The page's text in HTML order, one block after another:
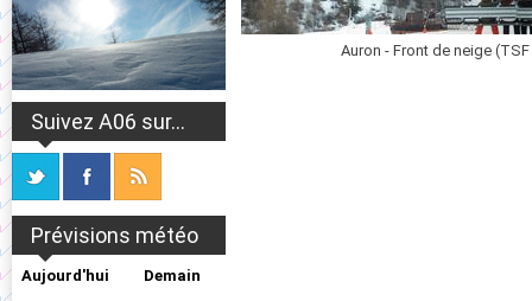
Suivez A06 sur...
Prévisions météo
Aujourd'hui Demain
Auron - Front de neige